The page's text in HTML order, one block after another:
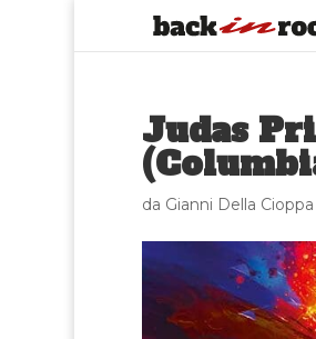
Judas
da Gianni Della Cioppa